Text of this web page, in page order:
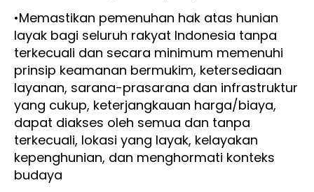
•Memastikan pemenuhan hak atas hunian
layak bagi seluruh rakyat Indonesia tanpa
terkecuali dan secara minimum memenuhi
prinsip keamanan bermukim, ketersediaan
layanan, sarana-prasarana dan infrastruktur
yang cukup, keterjangkauan harga/biaya,
dapat diakses oleh semua dan tanpa
terkecuali, lokasi yang layak, kelayakan
kepenghunian, dan menghormati konteks
budaya